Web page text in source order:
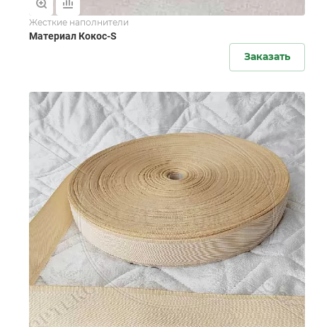
Жесткие наполнители
Материал Кокос-S
Заказать